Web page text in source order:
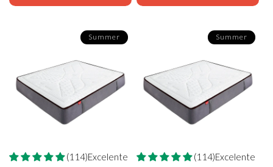
Summer
(114)Excelente
Summer
(114)Excelente